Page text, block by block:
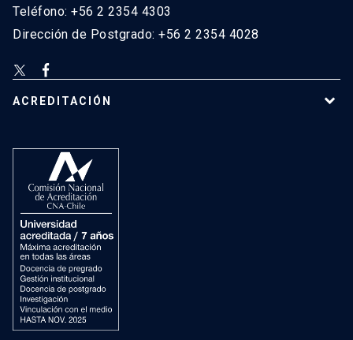
Teléfono: +56 2 2354 4303
Dirección de Postgrado: +56 2 2354 4028
ACREDITACIÓN